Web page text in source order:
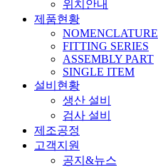
위치안내
제품현황
NOMENCLATURE
FITTING SERIES
ASSEMBLY PART
SINGLE ITEM
설비현황
생산 설비
검사 설비
제조공정
고객지원
공지&뉴스